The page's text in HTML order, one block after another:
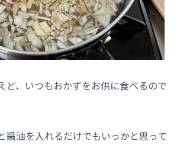
ど、いつもおかずをお供に食べるので
醤油を入れるだけでもいっかと思って